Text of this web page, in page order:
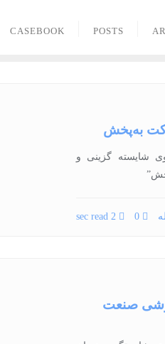
POSTS
CASEBOOK
به‌پخش
الگوی شایسته گزینی و
0
2 sec read
صنعت